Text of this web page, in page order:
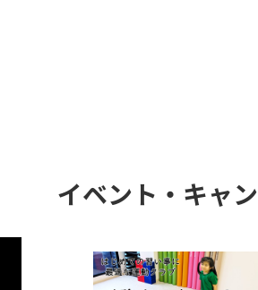
イベント・キャ